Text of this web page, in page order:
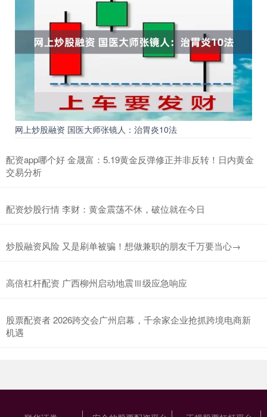
网上炒股融资 国医大师张镜人：治胃炎10法
配资app哪个好 金晟富：5.19黄金反弹修正并非反转！日内黄金
交易分析
配资炒股行情 李财：黄金震荡不休，破位就在今日
炒股融资风险 又是刷单被骗！想做兼职的朋友千万要当心→
高倍杠杆配资 广西柳州启动地震Ⅲ级应急响应
股票配资者 2026跨交会广州启幕，千余家企业抢抓跨境电商新
机遇